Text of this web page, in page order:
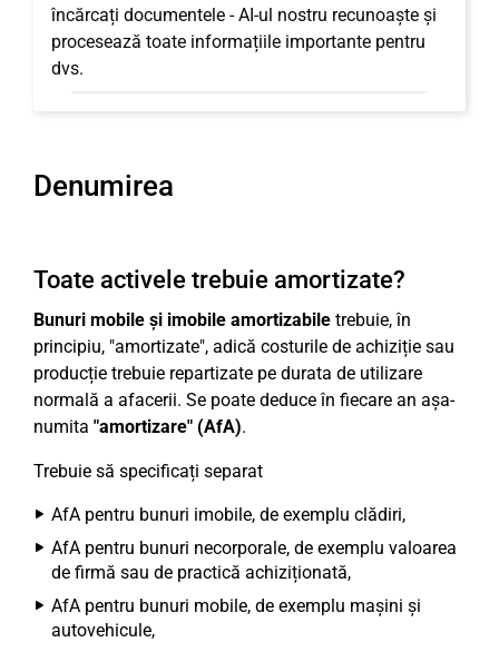
încărcați documentele - AI-ul nostru recunoaște și
procesează toate informațiile importante pentru
dvs.
Denumirea
Toate activele trebuie amortizate?
Bunuri mobile și imobile amortizabile trebuie, în
principiu, "amortizate", adică costurile de achiziție sau
producție trebuie repartizate pe durata de utilizare
normală a afacerii. Se poate deduce în fiecare an așa-
numita "amortizare" (AfA).
Trebuie să specificați separat
AfA pentru bunuri imobile, de exemplu clădiri,
AfA pentru bunuri necorporale, de exemplu valoarea
de firmă sau de practică achiziționată,
AfA pentru bunuri mobile, de exemplu mașini și
autovehicule,